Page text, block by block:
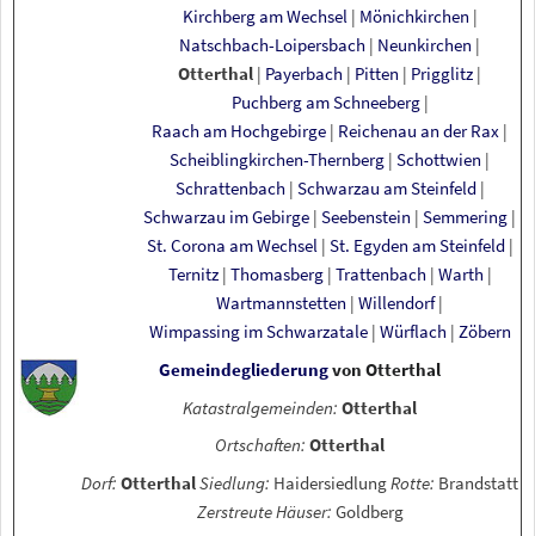
Kirchberg am Wechsel | Mönichkirchen |
Natschbach-Loipersbach | Neunkirchen |
Otterthal | Payerbach | Pitten | Prigglitz |
Puchberg am Schneeberg |
Raach am Hochgebirge | Reichenau an der Rax |
Scheiblingkirchen-Thernberg | Schottwien |
Schrattenbach | Schwarzau am Steinfeld |
Schwarzau im Gebirge | Seebenstein | Semmering |
St. Corona am Wechsel | St. Egyden am Steinfeld |
Ternitz | Thomasberg | Trattenbach | Warth |
Wartmannstetten | Willendorf |
Wimpassing im Schwarzatale | Würflach | Zöbern
Gemeindegliederungvon Otterthal
Katastralgemeinden: Otterthal
Ortschaften: Otterthal
Dorf: OtterthalSiedlung: HaidersiedlungRotte: Brandstatt
Zerstreute Häuser: Goldberg